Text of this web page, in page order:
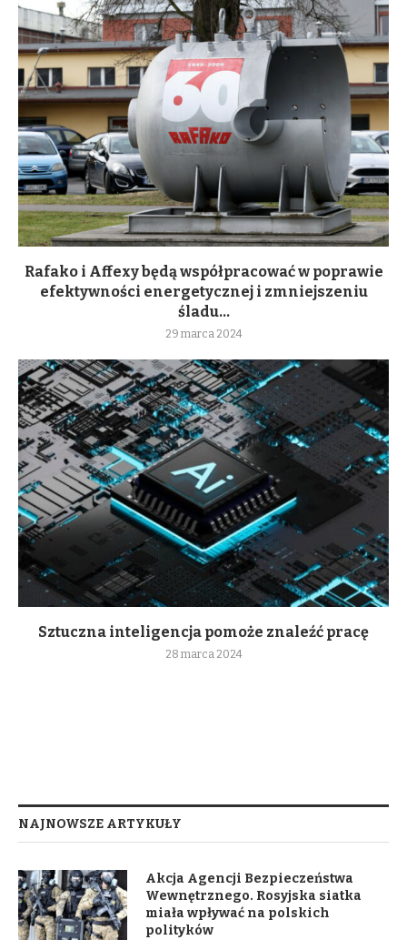
Rafako i Affexy będą współpracować w poprawie
efektywności energetycznej i zmniejszeniu
śladu...
29 marca 2024
Sztuczna inteligencja pomoże znaleźć pracę
28 marca 2024
NAJNOWSZE ARTYKUŁY
Akcja Agencji Bezpieczeństwa
Wewnętrznego. Rosyjska siatka
miała wpływać na polskich
polityków